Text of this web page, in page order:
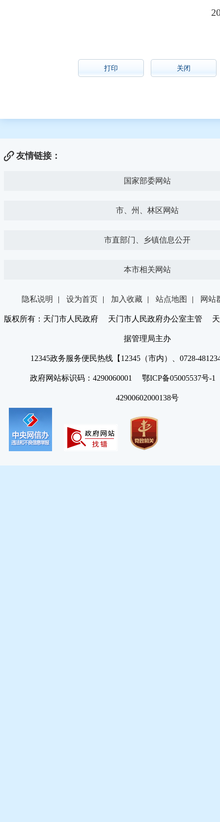
打印 关闭
友情链接：
国家部委网站
市、州、林区网站
市直部门、乡镇信息公开
本市相关网站
隐私说明 | 设为首页 | 加入收藏 | 站点地图 | 网站
版权所有：天门市人民政府 天门市人民政府办公室主管 天
据管理局主办
12345政务服务便民热线【12345（市内）、0728-
政府网站标识码：4290060001 鄂ICP备05005537号
42900602000138号